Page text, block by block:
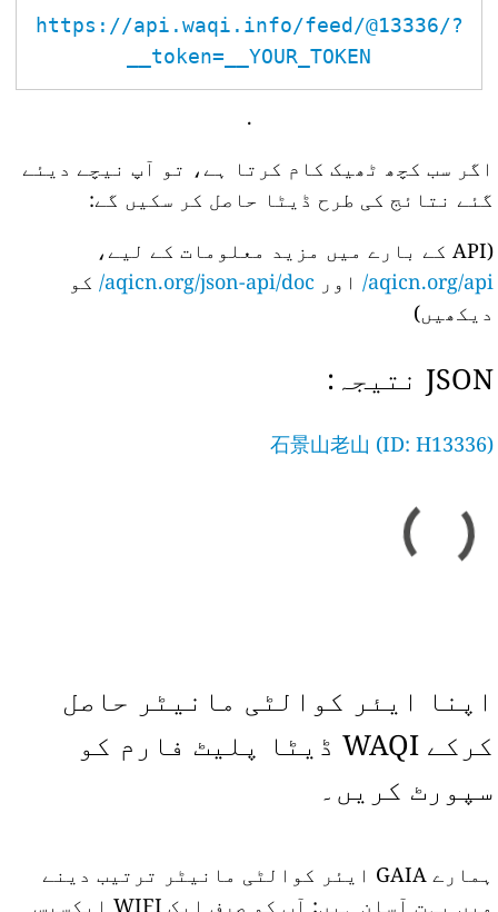
https://api.waqi.info/feed/@13336/?
token=__YOUR_TOKEN__
.
اگر سب کچھ ٹھیک کام کرتا ہے، تو آپ نیچے دیئے
گئے نتائج کی طرح ڈیٹا حاصل کر سکیں گے:
(API کے بارے میں مزید معلومات کے لیے،
aqicn.org/api/
اور aqicn.org/json-api/doc/ کو
دیکھیں)
JSON نتیجہ:
石景山老山 (ID: H13336)
اپنا ایئر کوالٹی مانیٹر حاصل
کرکے WAQI ڈیٹا پلیٹ فارم کو
سپورٹ کریں۔
ہمارے GAIA ایئر کوالٹی مانیٹر ترتیب دینے
میں بہت آسان ہیں: آپ کو صرف ایک WIFI ایکسیس